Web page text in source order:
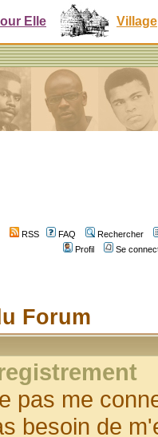
Elle Village
RSS FAQ
Rechercher
Profil
Se
Forum
pas me
besoin de